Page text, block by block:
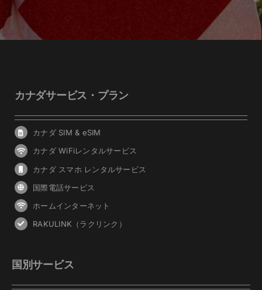
カナダサービス・プラン
カナダ SIM & eSIM
カナダ WiFiレンタルサービス
カナダ スマホ レンタルサービス
国際電話サービス
ホームインターネット
RAKULINK（ラクリンク）
国別サービス